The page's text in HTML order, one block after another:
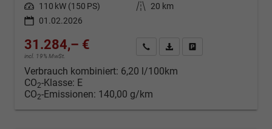
Leistung 110 kW (150 PS) Kilometerstand
20 km
01.02.2026
31.284,– €
incl. 19% MwSt.
Kontakt & Angebot anfordern
PDF-Datei, Fahrzeugexposé
Verbrauch kombiniert: 6,20 l/100km
CO2-Klasse: E
CO2-Emissionen: 140,00 g/km